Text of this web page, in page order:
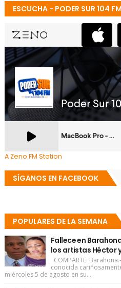
ESCUCHA - PODER SUR 104 FM
A Zeno.FM Station
SÍGANOS EN FACEBOOK
POPULARES DE LA SEMANA
Fallece en
los artistas Héctor
COMPARTE:
conocida
miércoles 5 de agosto en su...